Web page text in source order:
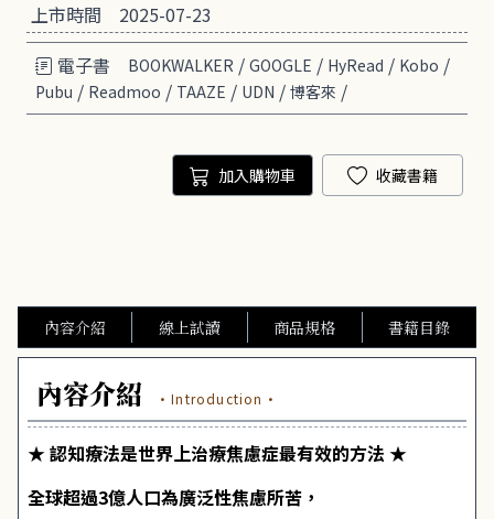
上市時間
2025-07-23
電子書
BOOKWALKER / GOOGLE / HyRead / Kobo /
Pubu / Readmoo / TAAZE / UDN / 博客來 /
加入購物車 收藏書籍
內容介紹 線上試讀 商品規格 書籍目錄
內容介紹 ·Introduction·
★ 認知療法是世界上治療焦慮症最有效的方法 ★
全球超過3億人口為廣泛性焦慮所苦，